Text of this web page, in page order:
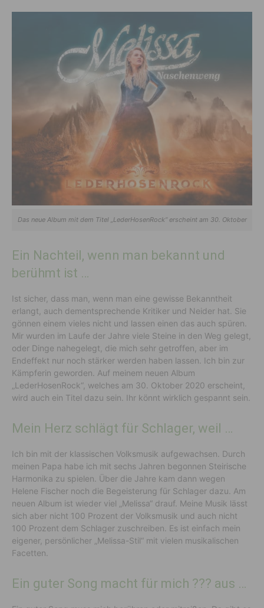
Das neue Album mit dem Titel „LederHosenRock“ erscheint am 30. Oktober
Ein Nachteil, wenn man bekannt und
berühmt ist …
Ist sicher, dass man, wenn man eine gewisse Bekanntheit
erlangt, auch dementsprechende Kritiker und Neider hat. Sie
gönnen einem vieles nicht und lassen einen das auch spüren.
Mir wurden im Laufe der Jahre viele Steine in den Weg gelegt,
oder Dinge nahegelegt, die mich sehr getroffen, aber im
Endeffekt nur noch stärker werden haben lassen. Ich bin zur
Kämpferin geworden. Auf meinem neuen Album
„LederHosenRock“, welches am 30. Oktober 2020 erscheint,
wird auch ein Titel dazu sein. Ihr könnt wirklich gespannt sein.
Mein Herz schlägt für Schlager, weil …
Ich bin mit der klassischen Volksmusik aufgewachsen. Durch
meinen Papa habe ich mit sechs Jahren begonnen Steirische
Harmonika zu spielen. Über die Jahre kam dann wegen
Helene Fischer noch die Begeisterung für Schlager dazu. Am
neuen Album ist wieder viel „Melissa“ drauf. Meine Musik lässt
sich aber nicht 100 Prozent der Volksmusik und auch nicht
100 Prozent dem Schlager zuschreiben. Es ist einfach mein
eigener, persönlicher „Melissa-Stil“ mit vielen musikalischen
Facetten.
Ein guter Song macht für mich ??? aus …